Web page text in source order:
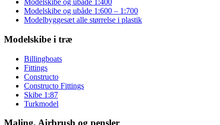
Modelskibe og ubåde 1:400
Modelskibe og ubåde 1:600 – 1:700
Modelbyggesæt alle størrelse i plastik
Modelskibe i træ
Billingboats
Fittings
Constructo
Constructo Fittings
Skibe 1:87
Turkmodel